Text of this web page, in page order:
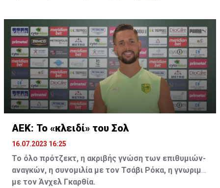
μετακίνησή του, αλλά ο παίκτης αρνήθηκε και επέμεινε
να λύσει το συμβόλαιό του, ώστε να μετακομίσει
ελεύθερα σε οποιαδήποτε νέα ομάδα το τρέχον
καλοκαίρι.
ΑΕΚ: Το «κλειδί» του Σολ
16.07.2023 16:25
Το όλο πρότζεκτ, η ακριβής γνώση των επιθυμιών-
αναγκών, η συνομιλία με τον Τσάβι Ρόκα, η γνωριμία
με τον Άνχελ Γκαρθία.